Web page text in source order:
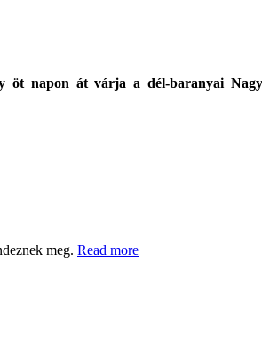
napon át várja a dél-baranyai
meg. Read more